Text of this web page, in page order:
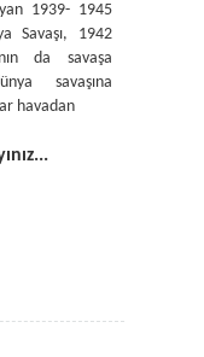
1939- 1945
Savaşı, 1942
da savaşa
savaşına
havadan